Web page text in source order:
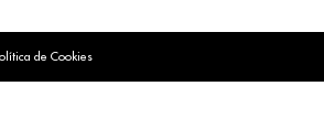
de Cookies